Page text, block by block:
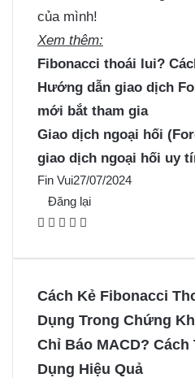
của mình!
Xem thêm:
Fibonacci thoái lui?
Hướng dẫn giao dịch
mới bắt tham gia
Giao dịch ngoại hối
giao dịch ngoại hối uy
Fin Vui27/07/2024
Đăng lại
F
o
o
k
X P
r
e
s
M
n
g
e
n
g
e
Cách Kẻ Fibonacci
Dụng Trong Chứng
Chỉ Báo MACD?
Dụng Hiệu Quả